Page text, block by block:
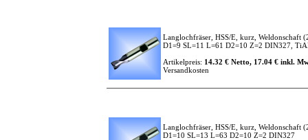
Langlochfräser, HSS/E, kurz, Weldonschaft
D1=9 SL=11 L=61 D2=10 Z=2 DIN327,
Artikelpreis: 14.32 € Netto, 17.04 € inkl.
Versandkosten
Langlochfräser, HSS/E, kurz, Weldonschaft
D1=10 SL=13 L=63 D2=10 Z=2 DIN327